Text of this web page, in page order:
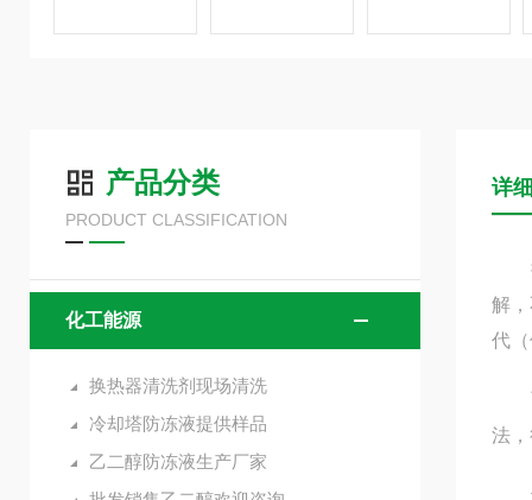
产品分类
PRODUCT CLASSIFICATION
化工能源
换热器清洗剂现场清洗
冷却塔防冻液提供样品
乙二醇防冻液生产厂家
详
换
解
代
而
法
也